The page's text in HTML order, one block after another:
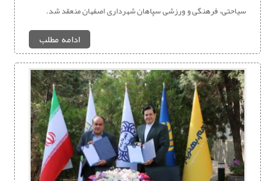
سیاحتی، فرهنگی و ورزشی سپاهان شهرداری اصفهان منعقد شد.
ادامه مطلب